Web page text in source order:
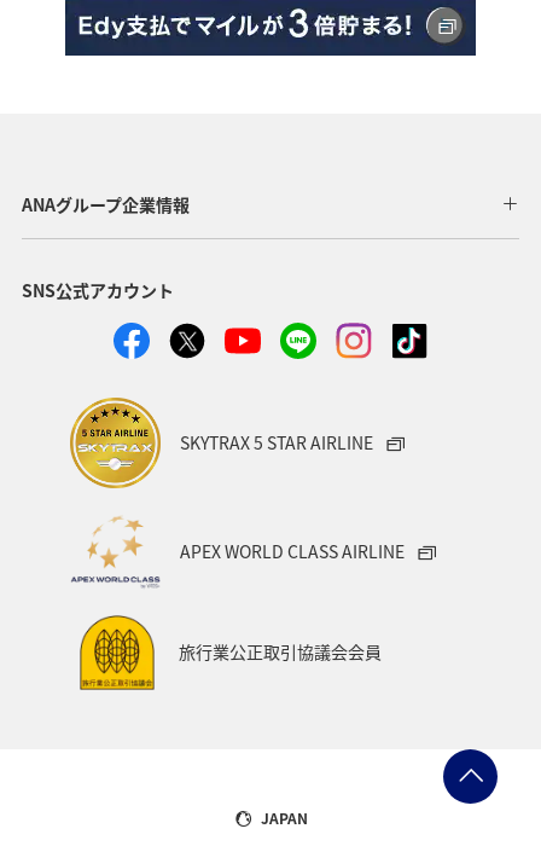
ANAグループ企業情報
SNS公式アカウント
SKYTRAX 5 STAR AIRLINE
APEX WORLD CLASS AIRLINE
旅行業公正取引協議会会員
JAPAN